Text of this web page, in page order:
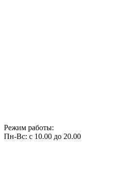
Режим работы:
Пн-Вс: с 10.00 до 20.00